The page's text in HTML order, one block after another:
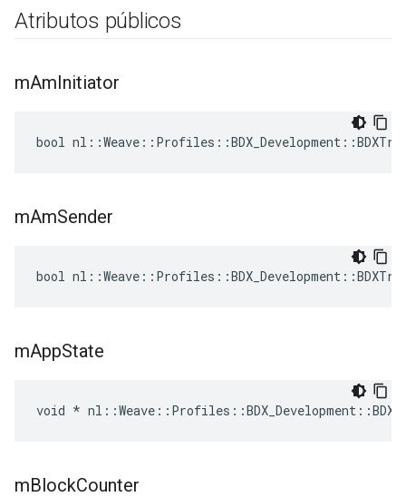
Atributos públicos
mAmInitiator
bool
mAmSender
bool
mAppState
void *
mBlockCounter